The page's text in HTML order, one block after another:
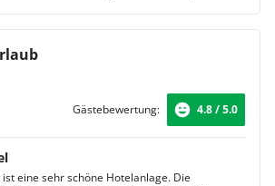
Gästebewertung: 4.8 / 5.0
eine sehr schöne Hotelanlage. Die